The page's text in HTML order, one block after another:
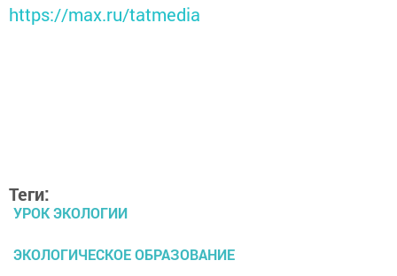
https://max.ru/tatmedia
Теги:
УРОК ЭКОЛОГИИ
ЭКОЛОГИЧЕСКОЕ ОБРАЗОВАНИЕ